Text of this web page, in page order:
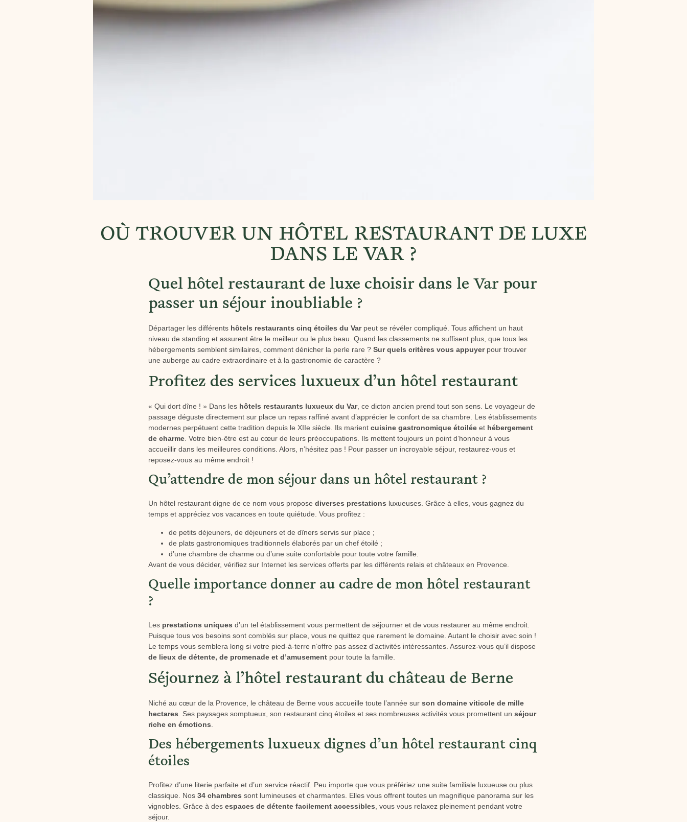
OÙ TROUVER UN HÔTEL RESTAURANT DE LUXE
DANS LE VAR ?
Quel hôtel restaurant de luxe choisir dans le Var pour
passer un séjour inoubliable ?
Départager les différents hôtels restaurants cinq étoiles du Varpeut se révéler compliqué. Tous affichent un haut
niveau de standing et assurent être le meilleur ou le plus beau. Quand les classements ne suffisent plus, que tous les
hébergements semblent similaires, comment dénicher la perle rare ? Sur quels critères vous appuyerpour trouver
une auberge au cadre extraordinaire et à la gastronomie de caractère ?
Profitez des services luxueux d’un hôtel restaurant
« Qui dort dîne ! » Dans les hôtels restaurants luxueux du Var, ce dicton ancien prend tout son sens. Le voyageur de
passage déguste directement sur place un repas raffiné avant d’apprécier le confort de sa chambre. Les établissements
modernes perpétuent cette tradition depuis le XIIe siècle. Ils marient cuisine gastronomique étoilée et hébergement
de charme. Votre bien-être est au cœur de leurs préoccupations. Ils mettent toujours un point d’honneur à vous
accueillir dans les meilleures conditions. Alors, n’hésitez pas ! Pour passer un incroyable séjour, restaurez-vous et
reposez-vous au même endroit !
Qu’attendre de mon séjour dans un hôtel restaurant ?
Un hôtel restaurant digne de ce nom vous propose diverses prestations luxueuses. Grâce à elles, vous gagnez du
temps et appréciez vos vacances en toute quiétude. Vous profitez :
de petits déjeuners, de déjeuners et de dîners servis sur place ;
de plats gastronomiques traditionnels élaborés par un chef étoilé ;
d’une chambre de charme ou d’une suite confortable pour toute votre famille.
Avant de vous décider, vérifiez sur Internet les services offerts par les différents relais et châteaux en Provence.
Quelle importance donner au cadre de mon hôtel restaurant
?
Les prestations uniques d’un tel établissement vous permettent de séjourner et de vous restaurer au même endroit.
Puisque tous vos besoins sont comblés sur place, vous ne quittez que rarement le domaine. Autant le choisir avec soin !
Le temps vous semblera long si votre pied-à-terre n’offre pas assez d’activités intéressantes. Assurez-vous qu’il dispose
de lieux de détente, de promenade et d’amusement pour toute la famille.
Séjournez à l’hôtel restaurant du château de Berne
Niché au cœur de la Provence, le château de Berne vous accueille toute l’année sur son domaine viticole de mille
hectares. Ses paysages somptueux, son restaurant cinq étoiles et ses nombreuses activités vous promettent un séjour
riche en émotions.
Des hébergements luxueux dignes d’un hôtel restaurant cinq
étoiles
Profitez d’une literie parfaite et d’un service réactif. Peu importe que vous préfériez une suite familiale luxueuse ou plus
classique. Nos 34 chambres sont lumineuses et charmantes. Elles vous offrent toutes un magnifique panorama sur les
vignobles. Grâce à des espaces de détente facilement accessibles, vous vous relaxez pleinement pendant votre
séjour.